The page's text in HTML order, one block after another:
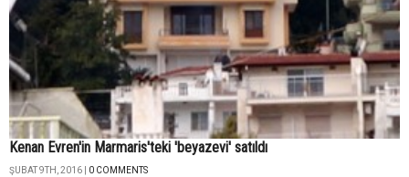
Kenan Evren'in Marmaris'teki 'beyazevi' satıldı
ŞUBAT 9TH, 2016 | 0 COMMENTS